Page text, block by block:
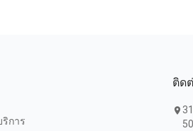
การ
ติด
location_on